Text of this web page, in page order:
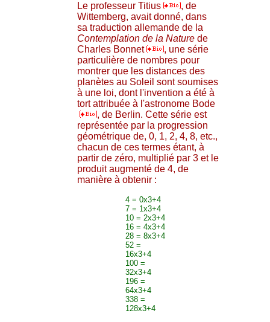
Le professeur Titius
, de
Wittemberg, avait donné, dans
sa traduction allemande de la
Contemplation de la Nature de
Charles Bonnet
, une série
particulière de nombres pour
montrer que les distances des
planètes au Soleil sont soumises
à une loi, dont l'invention a été à
tort attribuée à l'astronome Bode
, de Berlin. Cette série est
représentée par la progression
géométrique de, 0, 1, 2, 4, 8, etc.,
chacun de ces termes étant, à
partir de zéro, multiplié par 3 et le
produit augmenté de 4, de
manière à obtenir :
4 = 0x3+4
7 = 1x3+4
10 = 2x3+4
16 = 4x3+4
28 = 8x3+4
52 =
16x3+4
100 =
32x3+4
196 =
64x3+4
338 =
128x3+4